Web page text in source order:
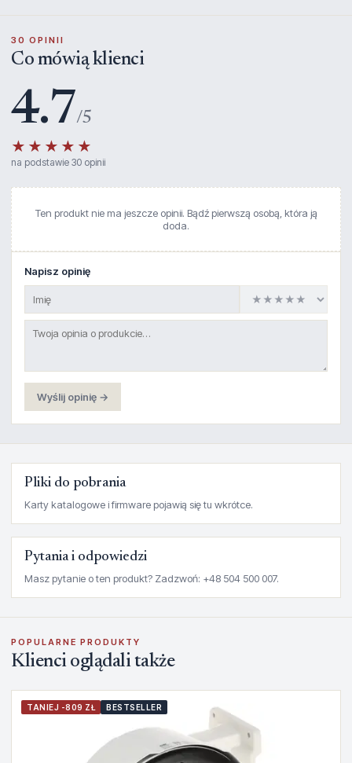
30 OPINII
Co mówią klienci
4.7/5
★★★★★
na podstawie 30 opinii
Ten produkt nie ma jeszcze opinii. Bądź pierwszą osobą, która ją
doda.
Napisz opinię
Wyślij opinię →
Pliki do pobrania
Karty katalogowe i firmware pojawią się tu wkrótce.
Pytania i odpowiedzi
Masz pytanie o ten produkt? Zadzwoń: +48 504 500 007.
POPULARNE PRODUKTY
Klienci oglądali także
TANIEJ -809 ZŁ BESTSELLER